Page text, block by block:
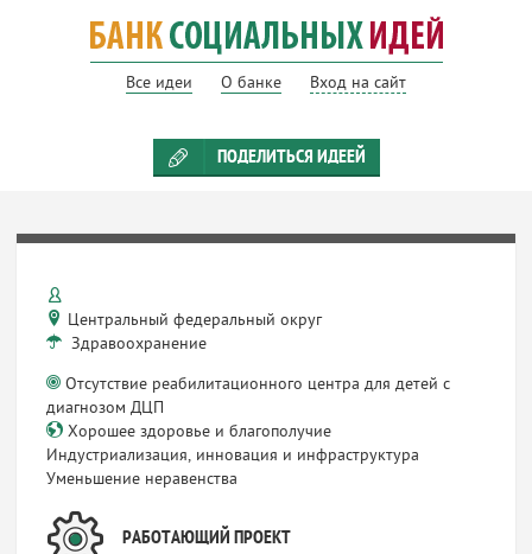
Все идеи О банке Вход на сайт
ПОДЕЛИТЬСЯ ИДЕЕЙ
Центральный федеральный округ
Здравоохранение
Отсутствие реабилитационного центра для детей с
диагнозом ДЦП
Хорошее здоровье и благополучие
Индустриализация, инновация и инфраструктура
Уменьшение неравенства
РАБОТАЮЩИЙ ПРОЕКТ